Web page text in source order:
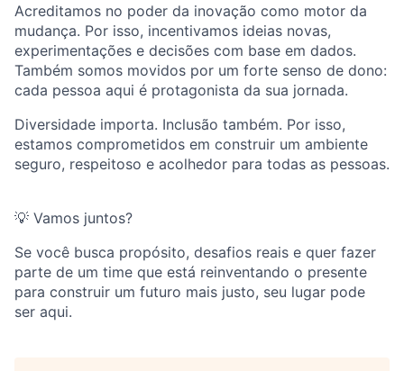
Acreditamos no poder da inovação como motor da
mudança. Por isso, incentivamos ideias novas,
experimentações e decisões com base em dados.
Também somos movidos por um forte senso de dono:
cada pessoa aqui é protagonista da sua jornada.
Diversidade importa. Inclusão também. Por isso,
estamos comprometidos em construir um ambiente
seguro, respeitoso e acolhedor para todas as pessoas.
💡 Vamos juntos?
Se você busca propósito, desafios reais e quer fazer
parte de um time que está reinventando o presente
para construir um futuro mais justo, seu lugar pode
ser aqui.